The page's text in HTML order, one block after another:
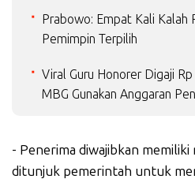
Prabowo: Empat Kali Kalah
Pemimpin Terpilih
Viral Guru Honorer Digaji
MBG Gunakan Anggaran
- Penerima diwajibkan
ditunjuk pemerintah untuk